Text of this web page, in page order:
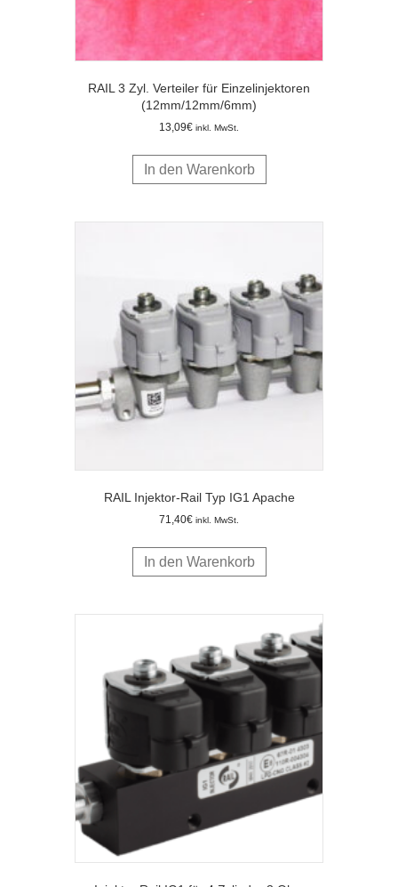
RAIL 3 Zyl. Verteiler für Einzelinjektoren
(12mm/12mm/6mm)
13,09€ inkl. MwSt.
In den Warenkorb
RAIL Injektor-Rail Typ IG1 Apache
71,40€ inkl. MwSt.
In den Warenkorb